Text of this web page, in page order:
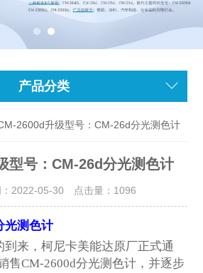
产品分类
2600d升级型号：CM-26d分光测色计
型号：CM-26d分光测色计
2022-05-30 点击量： 1096
光测色计
到来，柯尼卡美能达原厂正式通
售CM-2600d分光测色计，并逐步